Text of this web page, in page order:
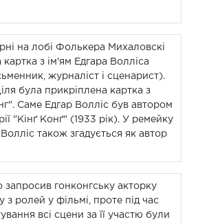
на лобі Фолькера Михаловскі
з ім'ям Едгара Волліса
журналіст і сценарист).
була прикріплена картка з
Саме Едгар Волліс був автором
"Кінґ Конґ" (1933 рік). У ремейку
також згадується як автор
запросив гонконгську акторку
з ролей у фільмі, проте під час
всі сцени за її участю були